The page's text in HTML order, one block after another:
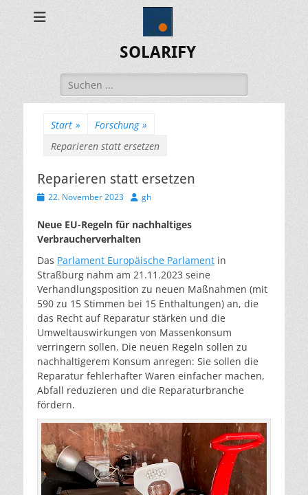
SOLARIFY
Suchen
nach:
Start » Forschung »
Reparieren statt ersetzen
Reparieren statt ersetzen
Veröffentlicht
22. November 2023 Autor
gh
Neue EU-Regeln für nachhaltiges
Verbraucherverhalten
Das Parlament Europäische Parlament in
Straßburg nahm am 21.11.2023 seine
Verhandlungsposition zu neuen Maßnahmen (mit
590 zu 15 Stimmen bei 15 Enthaltungen) an, die
das Recht auf Reparatur stärken und die
Umweltauswirkungen von Massenkonsum
verringern sollen. Die neuen Regeln sollen zu
nachhaltigerem Konsum anregen: Sie sollen die
Reparatur fehlerhafter Waren einfacher machen,
Abfall reduzieren und die Reparaturbranche
fördern.